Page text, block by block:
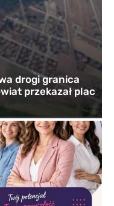
drogi granica
przekazał plac